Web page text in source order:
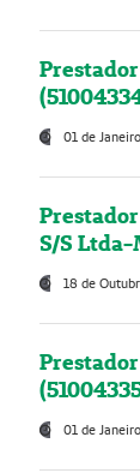
01 de
S/S Ltda-
18 de
01 de